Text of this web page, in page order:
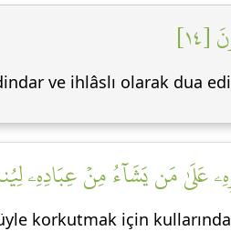
ve ihlâslı olarak dua
مَن يَشَآءُ مِنۡ عِبَادِهِۦ
korkutmak için